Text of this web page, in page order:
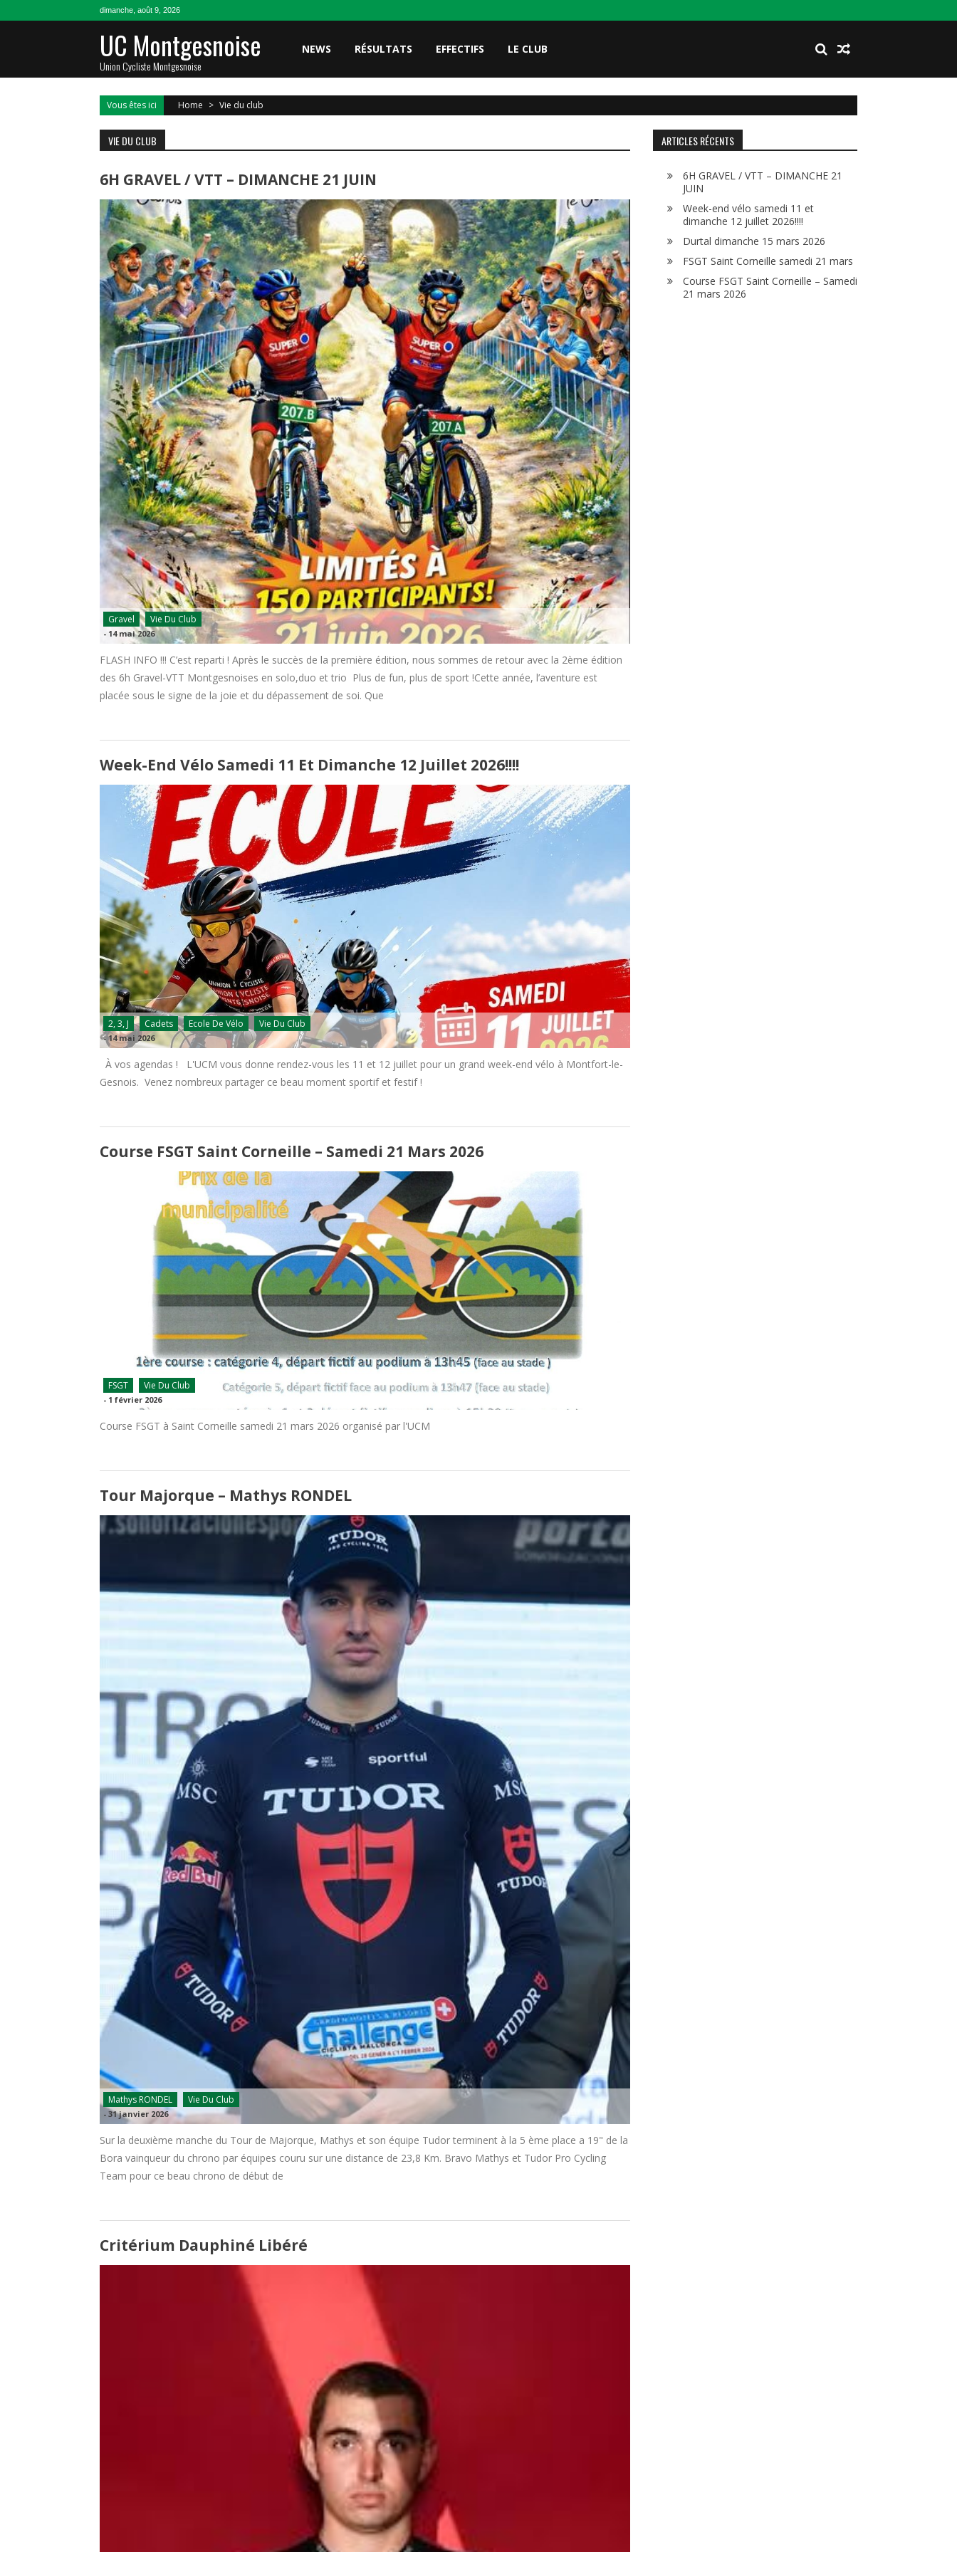
dimanche, août 9, 2026
UC Montgesnoise
Union Cycliste Montgesnoise
NEWS RÉSULTATS EFFECTIFS LE CLUB
Vous êtes ici Home > Vie du club
VIE DU CLUB
6H GRAVEL / VTT – DIMANCHE 21 JUIN
Gravel Vie Du Club
- 14 mai 2026
FLASH INFO !!! C’est reparti ! Après le succès de la première édition, nous sommes de retour avec la 2ème édition
des 6h Gravel-VTT Montgesnoises en solo,duo et trio Plus de fun, plus de sport !Cette année, l’aventure est
placée sous le signe de la joie et du dépassement de soi. Que
Week-End Vélo Samedi 11 Et Dimanche 12 Juillet 2026!!!!
2, 3, J Cadets Ecole De Vélo Vie Du Club
- 14 mai 2026
À vos agendas ! L'UCM vous donne rendez-vous les 11 et 12 juillet pour un grand week-end vélo à Montfort-le-
Gesnois. Venez nombreux partager ce beau moment sportif et festif !
Course FSGT Saint Corneille – Samedi 21 Mars 2026
FSGT Vie Du Club
- 1 février 2026
Course FSGT à Saint Corneille samedi 21 mars 2026 organisé par l'UCM
Tour Majorque – Mathys RONDEL
Mathys RONDEL Vie Du Club
- 31 janvier 2026
Sur la deuxième manche du Tour de Majorque, Mathys et son équipe Tudor terminent à la 5 ème place a 19" de la
Bora vainqueur du chrono par équipes couru sur une distance de 23,8 Km. Bravo Mathys et Tudor Pro Cycling
Team pour ce beau chrono de début de
Critérium Dauphiné Libéré
ARTICLES RÉCENTS
6H GRAVEL / VTT – DIMANCHE 21
JUIN
Week-end vélo samedi 11 et
dimanche 12 juillet 2026!!!!
Durtal dimanche 15 mars 2026
FSGT Saint Corneille samedi 21 mars
Course FSGT Saint Corneille – Samedi
21 mars 2026